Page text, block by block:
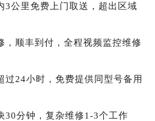
3公里免费上门取送，超出区域
，顺丰到付，全程视频监控维修
过24小时，免费提供同型号备用
30分钟，复杂维修1-3个工作